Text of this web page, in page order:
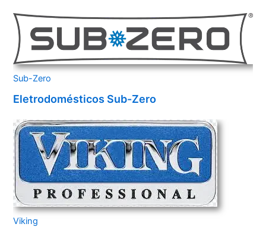
Sub-Zero
Eletrodomésticos Sub-Zero
Viking